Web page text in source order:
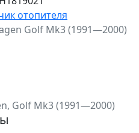
отопителя
Golf Mk3 (1991—2000)
Golf Mk3 (1991—2000)